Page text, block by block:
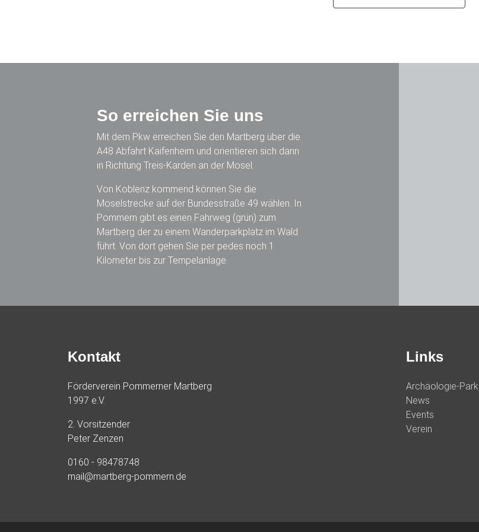
So erreichen Sie uns
Mit dem Pkw erreichen Sie den Martberg über die
A48 Abfahrt Kaifenheim und orientieren sich dann
in Richtung Treis-Karden an der Mosel.
Von Koblenz kommend können Sie die
Moselstrecke auf der Bundesstraße 49 wählen. In
Pommern gibt es einen Fahrweg (grün) zum
Martberg der zu einem Wanderparkplatz im Wald
führt. Von dort gehen Sie per pedes noch 1
Kilometer bis zur Tempelanlage.
Kontakt
Förderverein Pommerner Martberg
1997 e.V.
2. Vorsitzender
Peter Zenzen
0160 - 98478748
mail@martberg-pommern.de
Links
Archäologie-Park
News
Events
Verein